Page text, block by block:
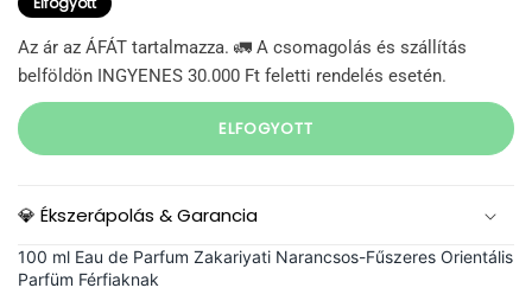
Az ár az ÁFÁT tartalmazza. 🚛 A csomagolás és szállítás
belföldön INGYENES 30.000 Ft feletti rendelés esetén.
ELFOGYOTT
💎 Ékszerápolás & Garancia
100 ml Eau de Parfum Zakariyati Narancsos-Fűszeres Orientális
Parfüm Férfiaknak